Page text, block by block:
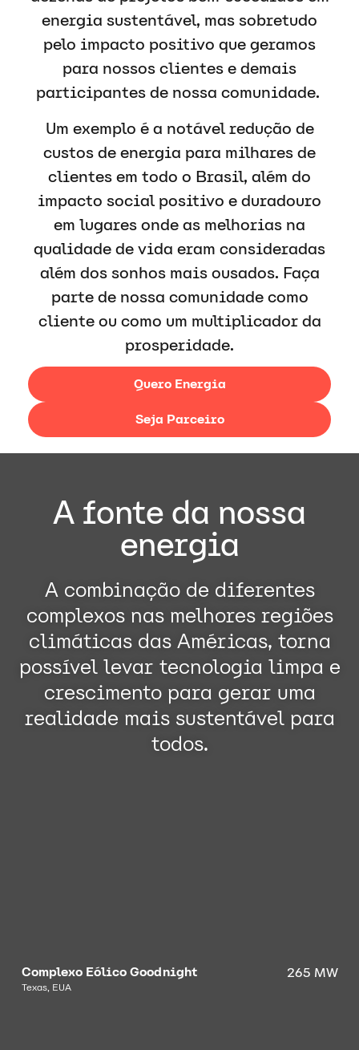
energia sustentável, mas sobretudo
pelo impacto positivo que geramos
para nossos clientes e demais
participantes de nossa comunidade.
Um exemplo é a notável redução de
custos de energia para milhares de
clientes em todo o Brasil, além do
impacto social positivo e duradouro
em lugares onde as melhorias na
qualidade de vida eram consideradas
além dos sonhos mais ousados. Faça
parte de nossa comunidade como
cliente ou como um multiplicador da
prosperidade.
Seja Parceiro
Quero Energia
A fonte da nossa
energia
A combinação de diferentes
complexos nas melhores regiões
climáticas das Américas, torna
possível levar tecnologia limpa e
crescimento para gerar uma
realidade mais sustentável para
todos.
Complexo Eólico Goodnight
Texas, EUA
265 MW